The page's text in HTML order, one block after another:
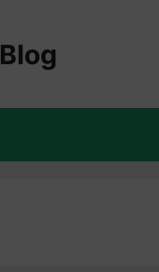
Blog